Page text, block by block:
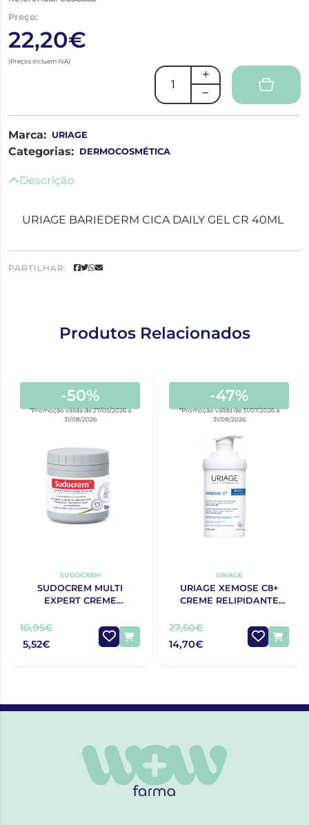
Preço:
22,20€
(Preços incluem IVA)
Marca: URIAGE
Categorias: DERMOCOSMÉTICA
Descrição
URIAGE BARIEDERM CICA DAILY GEL CR 40ML
PARTILHAR:
Produtos Relacionados
-50%
*Promoção válida de 27/05/2026 a
31/08/2026
SUDOCREM
SUDOCREM MULTI
EXPERT CREME
10,95€
5,52€
-47%
*Promoção válida de 31/07/2026 a
31/08/2026
URIAGE
URIAGE XEMOSE C8+
CREME RELIPIDANTE
27,50€
14,70€